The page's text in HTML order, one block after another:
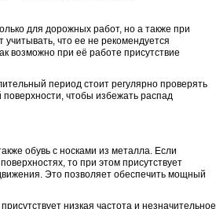
для дорожных работ, но а также при
что ее не рекомендуется
возможно при её работе присутствие
период стоит регулярно проверять
поверхности, чтобы избежать распад
обувь с носками из металла. Если
то при этом присутствует
Это позволяет обеспечить мощный
низкая частота и незначительное